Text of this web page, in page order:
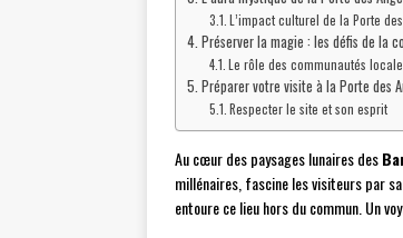
L’impact culturel de la Porte
Préserver la magie : les défis de la
Le rôle des communautés
Préparer votre visite à la Porte des
Respecter le site et son esprit
Au cœur des paysages lunaires des
millénaires, fascine les visiteurs par
entoure ce lieu hors du commun. Un